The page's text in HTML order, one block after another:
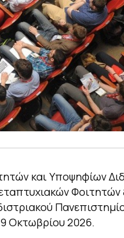
και Υποψηφίων
Οκτωβρίου 2026.